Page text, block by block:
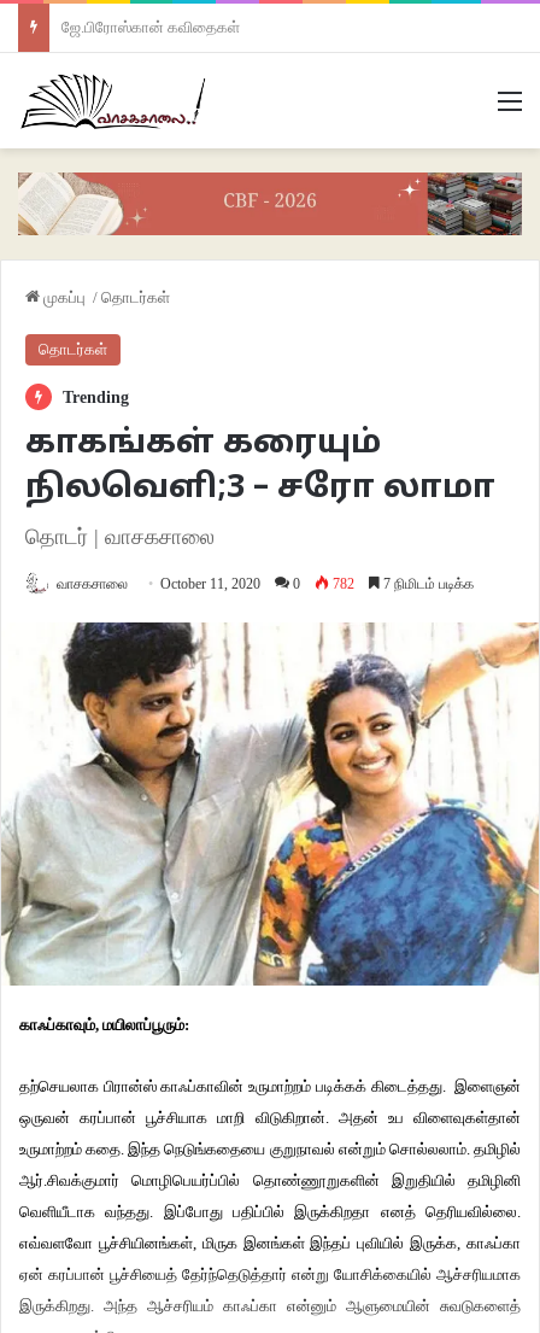
ஜே.பிரோஸ்கான் கவிதைகள்
முகப்பு / தொடர்கள்
தொடர்கள்
Trending
காகங்கள் கரையும்
நிலவெளி;3 – சரோ லாமா
தொடர் | வாசகசாலை
வாசகசாலை October 11, 2020 0 782 7 நிமிடம் படிக்க
காஃப்காவும், மயிலாப்பூரும்:
தற்செயலாக பிரான்ஸ் காஃப்காவின் உருமாற்றம் படிக்கக் கிடைத்தது. இளைஞன்
ஒருவன் கரப்பான் பூச்சியாக மாறி விடுகிறான். அதன் உப விளைவுகள்தான்
உருமாற்றம் கதை. இந்த நெடுங்கதையை குறுநாவல் என்றும் சொல்லலாம். தமிழில்
ஆர்.சிவக்குமார் மொழிபெயர்ப்பில் தொண்ணூறுகளின் இறுதியில் தமிழினி
வெளியீடாக வந்தது. இப்போது பதிப்பில் இருக்கிறதா எனத் தெரியவில்லை.
எவ்வளவோ பூச்சியினங்கள், மிருக இனங்கள் இந்தப் புவியில் இருக்க, காஃப்கா
ஏன் கரப்பான் பூச்சியைத் தேர்ந்தெடுத்தார் என்று யோசிக்கையில் ஆச்சரியமாக
இருக்கிறது. அந்த ஆச்சரியம் காஃப்கா என்னும் ஆளுமையின் சுவடுகளைத்